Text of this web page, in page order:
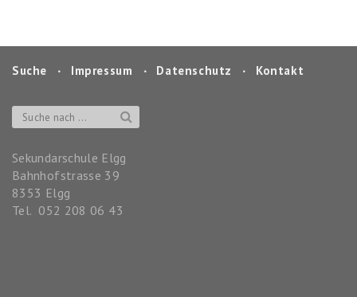
Suche ‧ Impressum ‧ Datenschutz ‧ Kontakt
Sekundarschule Elgg
Bahnhofstrasse 39
8353 Elgg
Tel. 052 208 06 43